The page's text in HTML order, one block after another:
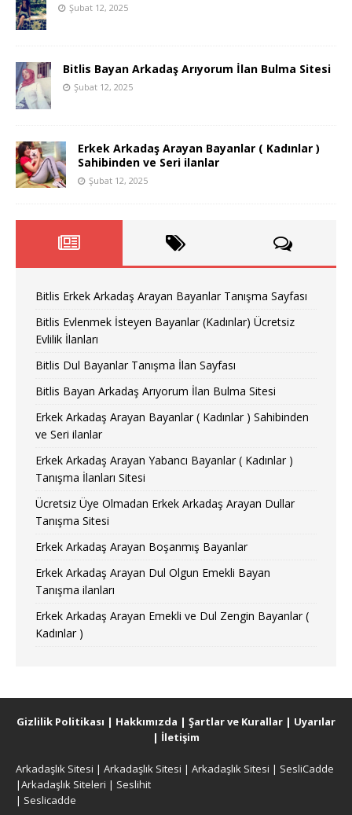
Şubat 12, 2025
Bitlis Bayan Arkadaş Arıyorum İlan Bulma Sitesi
Şubat 12, 2025
Erkek Arkadaş Arayan Bayanlar ( Kadınlar )
Sahibinden ve Seri ilanlar
Şubat 12, 2025
Bitlis Erkek Arkadaş Arayan Bayanlar Tanışma Sayfası
Bitlis Evlenmek İsteyen Bayanlar (Kadınlar) Ücretsiz
Evlilik İlanları
Bitlis Dul Bayanlar Tanışma İlan Sayfası
Bitlis Bayan Arkadaş Arıyorum İlan Bulma Sitesi
Erkek Arkadaş Arayan Bayanlar ( Kadınlar ) Sahibinden
ve Seri ilanlar
Erkek Arkadaş Arayan Yabancı Bayanlar ( Kadınlar )
Tanışma İlanları Sitesi
Ücretsiz Üye Olmadan Erkek Arkadaş Arayan Dullar
Tanışma Sitesi
Erkek Arkadaş Arayan Boşanmış Bayanlar
Erkek Arkadaş Arayan Dul Olgun Emekli Bayan
Tanışma ilanları
Erkek Arkadaş Arayan Emekli ve Dul Zengin Bayanlar (
Kadınlar )
Gizlilik Politikası | Hakkımızda | Şartlar ve Kurallar | Uyarılar
| İletişim
Arkadaşlık Sitesi | Arkadaşlık Sitesi | Arkadaşlık Sitesi | SesliCadde
|Arkadaşlık Siteleri | Seslihit
| Seslicadde